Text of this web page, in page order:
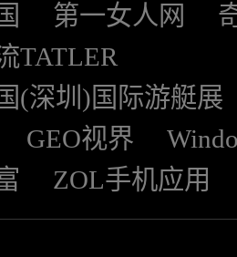
第一女人网
TATLER
(深圳)国际游艇展
GEO视界
ZOL手机应用